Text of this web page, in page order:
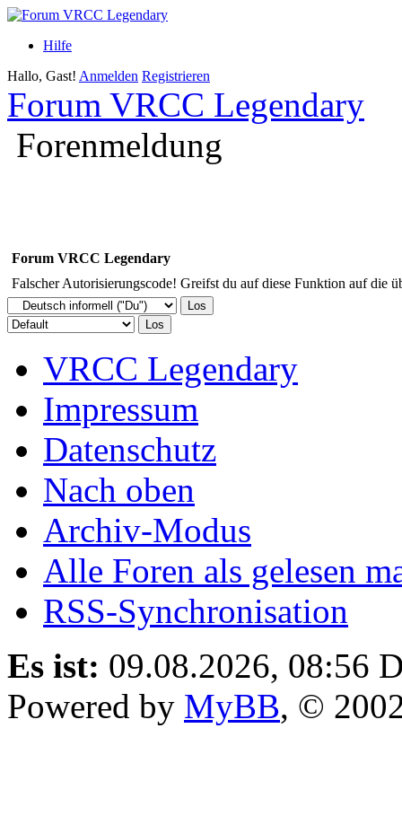
Hilfe
Hallo, Gast! Anmelden Registrieren
Forum VRCC Legendary
Forenmeldung
Forum VRCC Legendary
Falscher Autorisierungscode! Greifst du auf diese Funktion auf die
VRCC Legendary
Impressum
Datenschutz
Nach oben
Archiv-Modus
Alle Foren als gelesen
RSS-Synchronisation
Es ist: 09.08.2026, 08:56
Powered by MyBB, ©